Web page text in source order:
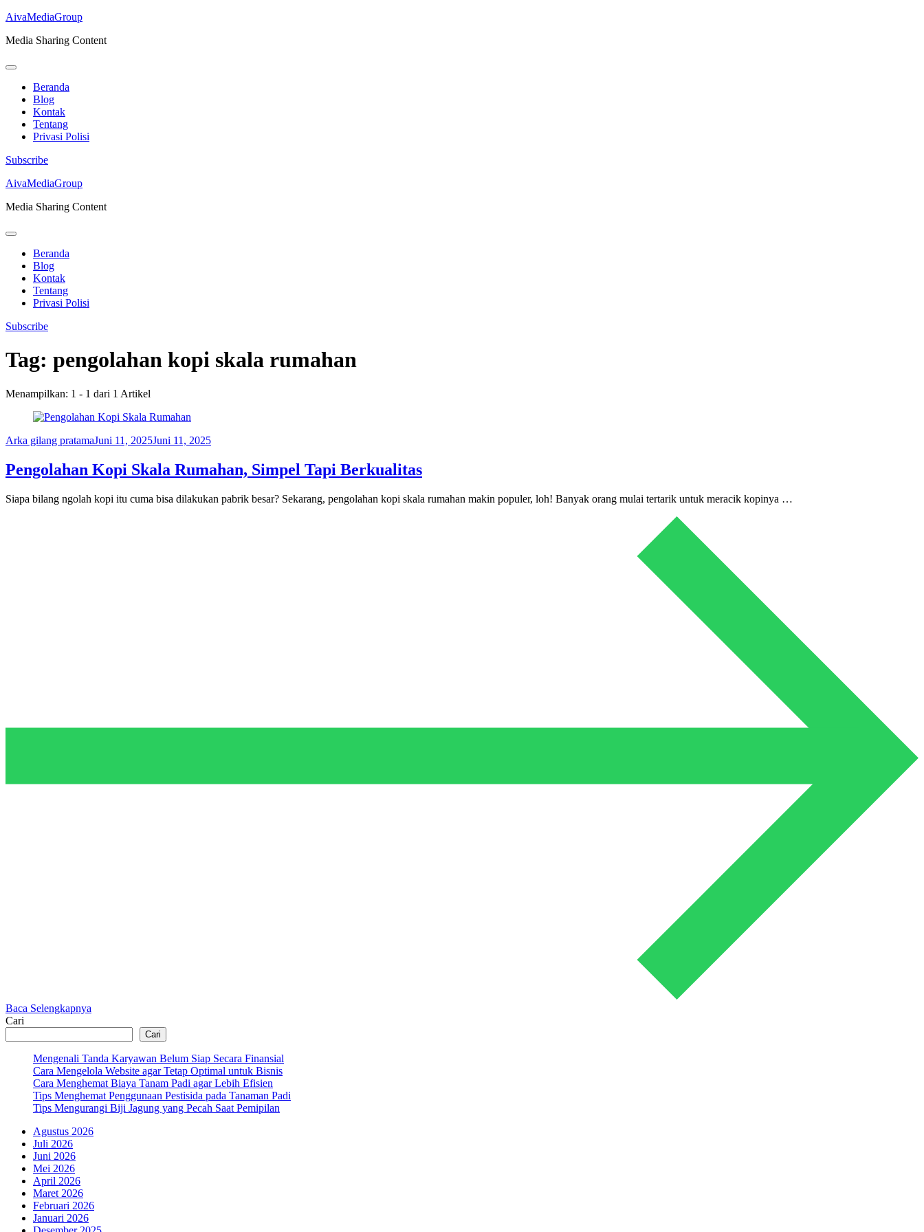
AivaMediaGroup
Media Sharing Content
Beranda
Blog
Kontak
Tentang
Privasi Polisi
Subscribe
Lompat
konten
Enter)
AivaMediaGroup
Media Sharing Content
Beranda
Blog
Kontak
Tentang
Privasi Polisi
Subscribe
Tag: pengolahan kopi skala rumahan
Menampilkan: 1 - 1 dari 1 Artikel
Arka gilang pratamaJuni 11, 2025Juni 11, 2025
Pengolahan Kopi Skala Rumahan, Simpel Tapi Berkualitas
Siapa bilang ngolah kopi itu cuma bisa dilakukan pabrik besar? Sekarang, pengolahan kopi skala rumahan makin populer, loh! Banyak orang mulai tertarik untuk meracik kopinya …
Baca Selengkapnya
Cari
Cari
Mengenali Tanda Karyawan Belum Siap Secara Finansial
Cara Mengelola Website agar Tetap Optimal untuk Bisnis
Cara Menghemat Biaya Tanam Padi agar Lebih Efisien
Tips Menghemat Penggunaan Pestisida pada Tanaman Padi
Tips Mengurangi Biji Jagung yang Pecah Saat Pemipilan
Agustus 2026
Juli 2026
Juni 2026
Mei 2026
April 2026
Maret 2026
Februari 2026
Januari 2026